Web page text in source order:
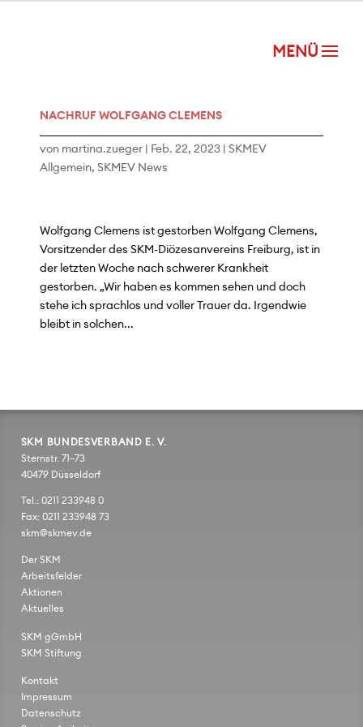
NACHRUF WOLFGANG CLEMENS
von martina.zueger Feb. 22, 2023 |SKMEV
Allgemein,SKMEV News
Wolfgang Clemens ist gestorben Wolfgang Clemens,
Vorsitzender des SKM-Diözesanvereins Freiburg, ist in
der letzten Woche nach schwerer Krankheit
gestorben. „Wir haben es kommen sehen und doch
stehe ich sprachlos und voller Trauer da. Irgendwie
bleibt in solchen...
SKM BUNDESVERBAND E. V.
Sternstr. 71–73
40479 Düsseldorf
Tel.: 0211 233948 0
Fax: 0211 233948 73
skm@skmev.de
Der SKM
Arbeitsfelder
Aktionen
Aktuelles
SKM gGmbH
SKM Stiftung
Kontakt
Impressum
Datenschutz